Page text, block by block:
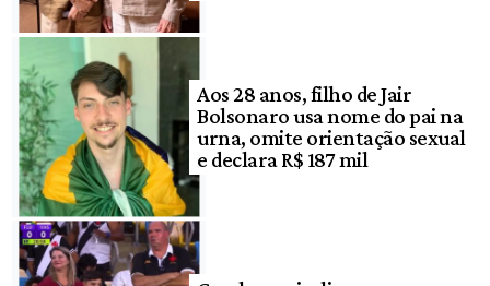
Aos 28 anos, filho de Jair
Bolsonaro usa nome do pai na
urna, omite orientação sexual
e declara R$ 187 mil